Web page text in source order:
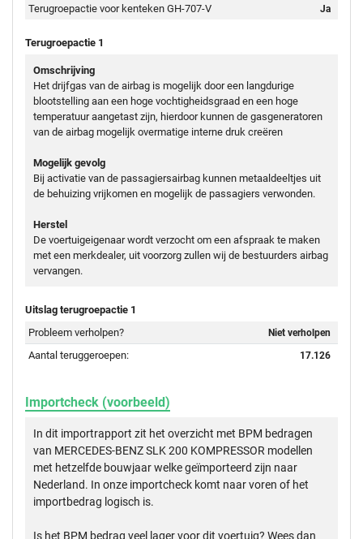
Terugroepactie voor kenteken GH-707-V
Ja
Terugroepactie 1
Omschrijving
Het drijfgas van de airbag is mogelijk door een langdurige
blootstelling aan een hoge vochtigheidsgraad en een hoge
temperatuur aangetast zijn, hierdoor kunnen de gasgeneratoren
van de airbag mogelijk overmatige interne druk creëren
Mogelijk gevolg
Bij activatie van de passagiersairbag kunnen metaaldeeltjes uit
de behuizing vrijkomen en mogelijk de passagiers verwonden.
Herstel
De voertuigeigenaar wordt verzocht om een afspraak te maken
met een merkdealer, uit voorzorg zullen wij de bestuurders airbag
vervangen.
Uitslag terugroepactie 1
Probleem verholpen?
Niet verholpen
Aantal teruggeroepen: 17.126
Importcheck (voorbeeld)
In dit importrapport zit het overzicht met BPM bedragen
van MERCEDES-BENZ SLK 200 KOMPRESSOR modellen
met hetzelfde bouwjaar welke geïmporteerd zijn naar
Nederland. In onze importcheck komt naar voren of het
importbedrag logisch is.
Is het BPM bedrag veel lager voor dit voertuig? Wees dan